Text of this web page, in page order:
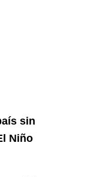
sin
Niño